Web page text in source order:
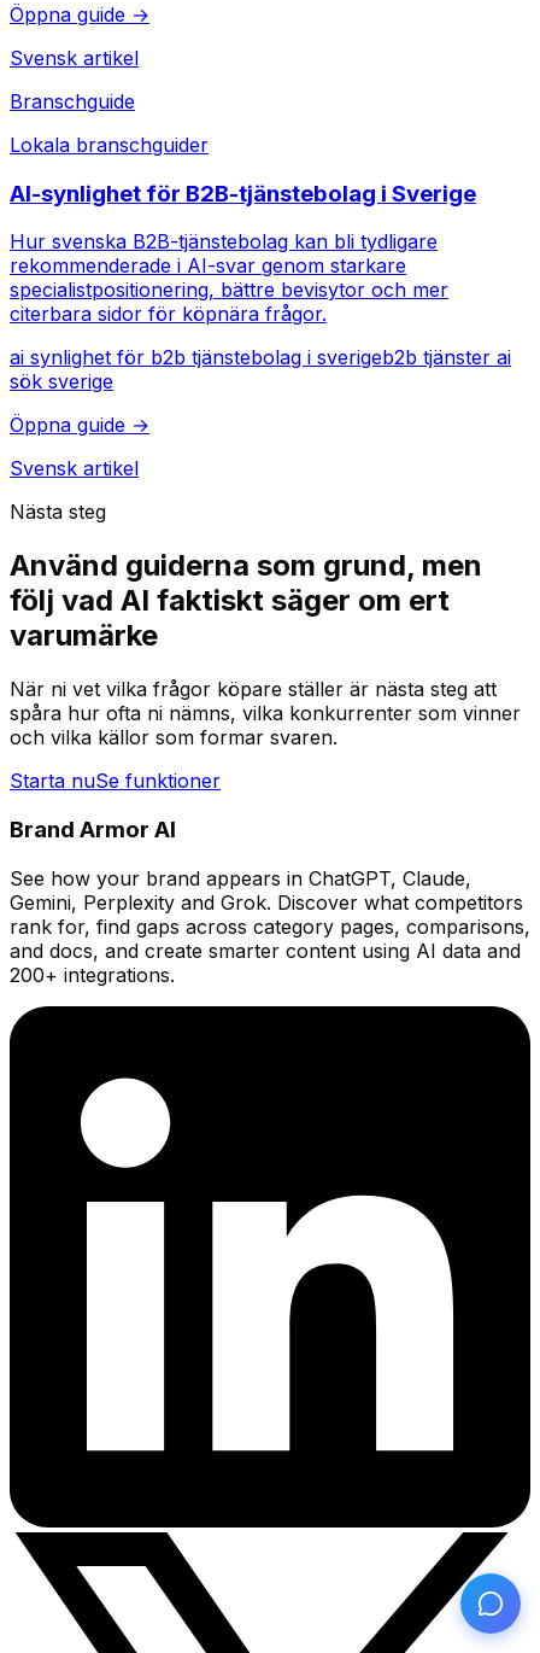
Öppna guide →
Svensk artikel
Branschguide
Lokala branschguider
AI-synlighet för B2B-tjänstebolag i Sverige
Hur svenska B2B-tjänstebolag kan bli tydligare
rekommenderade i AI-svar genom starkare
specialistpositionering, bättre bevisytor och mer
citerbara sidor för köpnära frågor.
ai synlighet för b2b tjänstebolag i sverigeb2b tjänster ai
sök sverige
Öppna guide →
Svensk artikel
Nästa steg
Använd guiderna som grund, men
följ vad AI faktiskt säger om ert
varumärke
När ni vet vilka frågor köpare ställer är nästa steg att
spåra hur ofta ni nämns, vilka konkurrenter som vinner
och vilka källor som formar svaren.
Starta nuSe funktioner
Brand Armor AI
See how your brand appears in ChatGPT, Claude,
Gemini, Perplexity and Grok. Discover what competitors
rank for, find gaps across category pages, comparisons,
and docs, and create smarter content using AI data and
200+ integrations.